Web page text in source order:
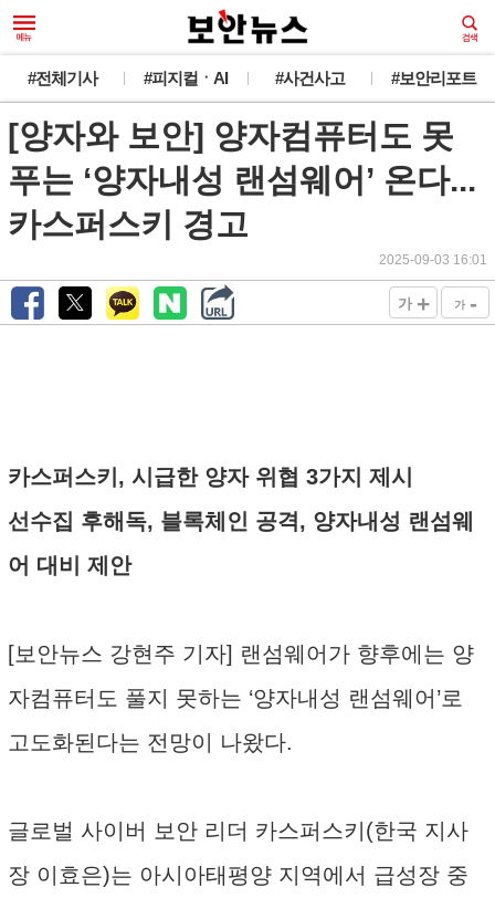
#전체기사 #피지컬ㆍAI #사건사고 #보안리포트
[양자와 보안] 양자컴퓨터도 못
푸는 ‘양자내성 랜섬웨어’ 온다...
카스퍼스키 경고
2025-09-03 16:01
가 + 가 -
카스퍼스키, 시급한 양자 위협 3가지 제시
선수집 후해독, 블록체인 공격, 양자내성 랜섬웨
어 대비 제안
[보안뉴스 강현주 기자] 랜섬웨어가 향후에는 양
자컴퓨터도 풀지 못하는 ‘양자내성 랜섬웨어’로
고도화된다는 전망이 나왔다.
글로벌 사이버 보안 리더 카스퍼스키(한국 지사
장 이효은)는 아시아태평양 지역에서 급성장 중